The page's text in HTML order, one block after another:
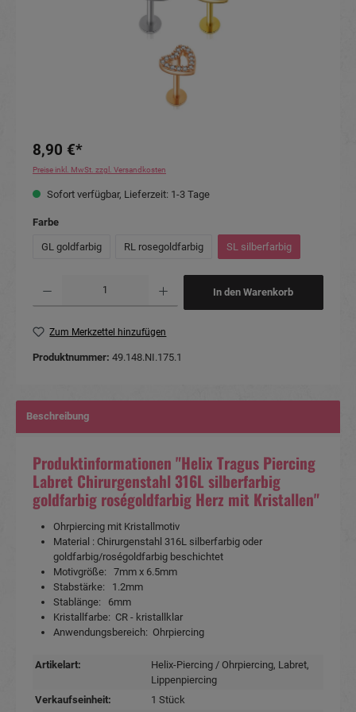
8,90 €*
Preise inkl. MwSt. zzgl. Versandkosten
Sofort verfügbar, Lieferzeit: 1-3 Tage
Farbeauswählen
GL goldfarbig RL rosegoldfarbig SL silberfarbig
In den Warenkorb
Zum Merkzettel hinzufügen
Produktnummer: 49.148.NI.175.1
Beschreibung
Produktinformationen "Helix Tragus Piercing
Labret Chirurgenstahl 316L silberfarbig
goldfarbig roségoldfarbig Herz mit Kristallen"
Ohrpiercing mit Kristallmotiv
Material : Chirurgenstahl 316L silberfarbig oder
goldfarbig/roségoldfarbig beschichtet
Motivgröße: 7mm x 6.5mm
Stabstärke: 1.2mm
Stablänge: 6mm
Kristallfarbe: CR - kristallklar
Anwendungsbereich: Ohrpiercing
Artikelart: Helix-Piercing / Ohrpiercing, Labret,
Lippenpiercing
Verkaufseinheit:
1 Stück